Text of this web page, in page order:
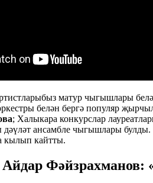
матур чыгышлары
белән бергә популяр
; Халыкара конкурслар
ансамбле чыгышлары
кылып кайтты.
Айдар Фәйзрахманов: